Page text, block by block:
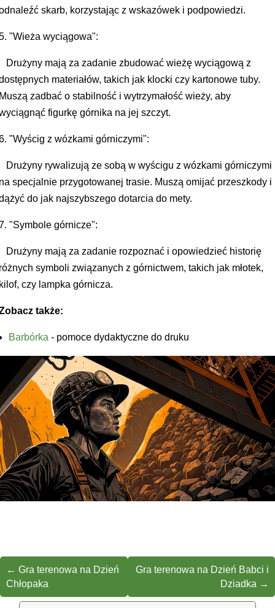
skarb, korzystając z wskazówek i podpowiedzi.
"Wieża wyciągowa":
Drużyny mają za zadanie zbudować wieżę wyciągową z
materiałów, takich jak klocki czy kartonowe tuby.
zadbać o stabilność i wytrzymałość wieży, aby
figurkę górnika na jej szczyt.
"Wyścig z wózkami górniczymi":
Drużyny rywalizują ze sobą w wyścigu z wózkami górniczymi
specjalnie przygotowanej trasie. Muszą omijać przeszkody i
do jak najszybszego dotarcia do mety.
"Symbole górnicze":
Drużyny mają za zadanie rozpoznać i opowiedzieć historię
symboli związanych z górnictwem, takich jak młotek,
czy lampka górnicza.
także:
Barbórka - pomoce dydaktyczne do druku
← Gra terenowa na Dzień
Chłopaka
Gra terenowa na Dzień Babci i
Dziadka →